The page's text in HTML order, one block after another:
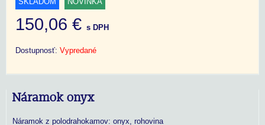
150,06 € s DPH
Dostupnosť: Vypredané
Náramok onyx
Náramok z polodrahokamov: onyx, rohovina